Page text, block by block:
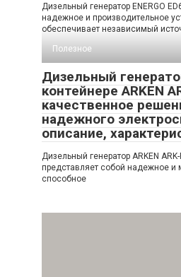
Дизельный генератор ENERGO
надежное и производительное
обеспечивает независимый
Полезное
Дизельный
контейнере ARKEN
качественное
надежного
описание,
Дизельный генератор ARKEN
представляет собой надежное
способное